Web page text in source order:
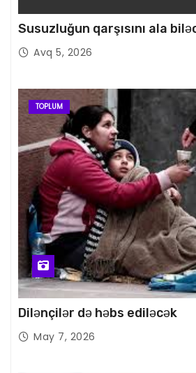
Susuzluğun qarşısını ala
Avq 5, 2026
TOPLUM
Dilənçilər də həbs ediləcək
May 7, 2026